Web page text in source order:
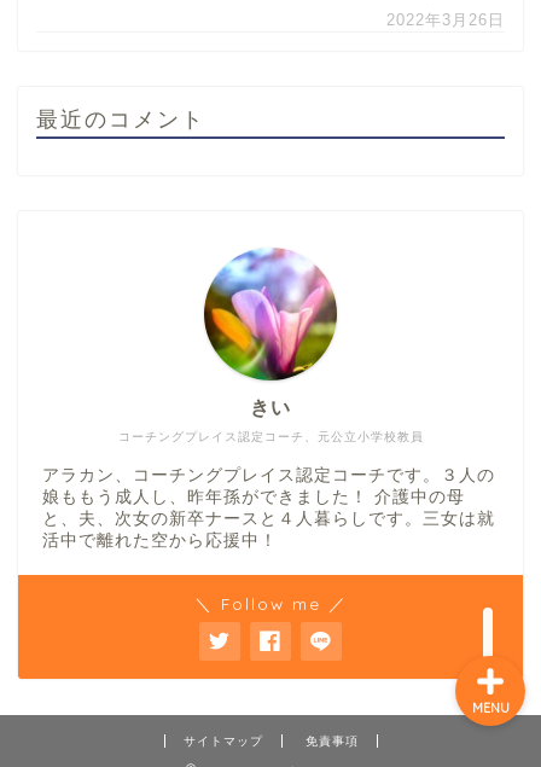
2022年3月26日
最近のコメント
コーチングプレイス認定コーチ、元公立小学校教員
きい
アラカン、コーチングプレイス認定コーチです。３人の
娘ももう成人し、昨年孫ができました！ 介護中の母
と、夫、次女の新卒ナースと４人暮らしです。三女は就
活中で離れた空から応援中！
＼ Follow me ／
サイトマップ 免責事項
MENU
グ申し込み